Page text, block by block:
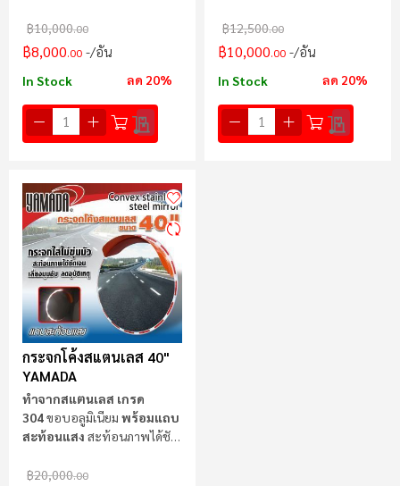
฿10,000.00
฿8,000.00 /อัน
In Stock ลด 20%
฿12,500.00
฿10,000.00 /อัน
In Stock ลด 20%
กระจกโค้งสแตนเลส 40"
YAMADA
ทำจากสแตนเลส เกรด
304ขอบอลูมิเนียม พร้อมแถบ
สะท้อนแสง สะท้อนภาพได้ชัด
฿20,000.00